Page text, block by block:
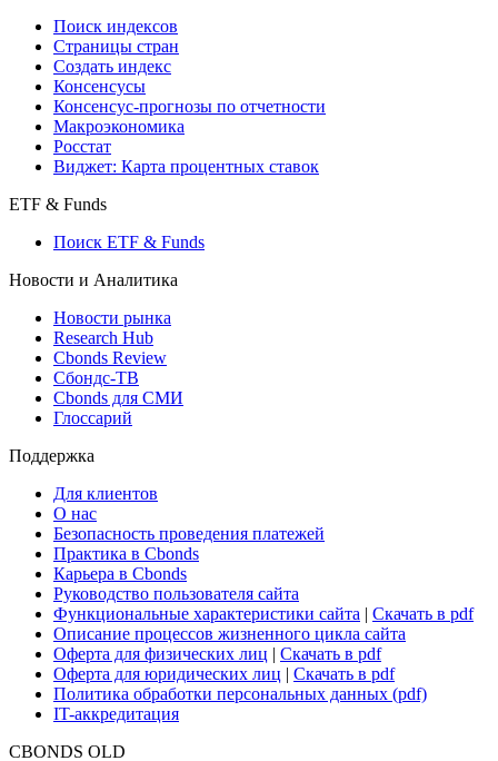
Поиск кредитов
Индексы
Поиск индексов
Страницы стран
Создать индекс
Консенсусы
Консенсус-прогнозы по отчетности
Макроэкономика
Виджет: Карта процентных ставок
ETF & Funds
Поиск ETF & Funds
Новости и Аналитика
Новости рынка
Research Hub
Cbonds Review
Сбондс-ТВ
Глоссарий
Поддержка
Для клиентов
О нас
Безопасность проведения платежей
Практика в Cbonds
Карьера в Cbonds
Руководство пользователя сайта
Функциональные характеристики сайта|Скачать в pdf
Описание процессов жизненного цикла сайта
Оферта для физических лиц
Оферта для юридических лиц